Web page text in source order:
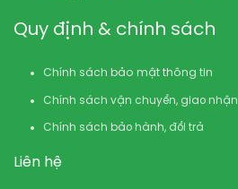
Quy định & chính sách
Chính sách bảo mật thông tin
Chính sách vận chuyển, giao nhận
Chính sách bảo hành, đổi trả
Liên hệ